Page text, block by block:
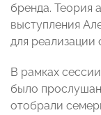
бренда. Теория
выступления
для реализации
В рамках
было
отобрали